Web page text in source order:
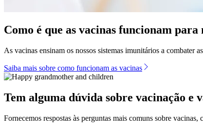
Como é que as vacinas funcionam
As vacinas ensinam os nossos sistemas imunitários a combater
Saiba mais sobre como funcionam as vacinas
Tem alguma dúvida sobre vacinação e
Fornecemos respostas às perguntas mais comuns sobre vacinas,